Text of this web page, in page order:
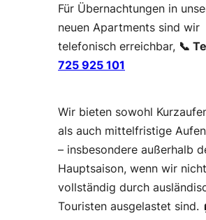
Für Übernachtungen in
neuen Apartments sind wir
telefonisch erreichbar, 📞
725 925 101
Wir bieten sowohl
als auch mittelfristige
– insbesondere außerhalb
Hauptsaison, wenn wir nicht
vollständig durch
Touristen ausgelastet sind.